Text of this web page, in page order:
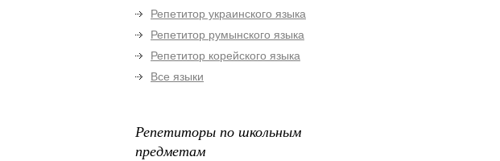
Репетитор украинского языка
Репетитор румынского языка
Репетитор корейского языка
Все языки
Репетиторы по школьным
предметам